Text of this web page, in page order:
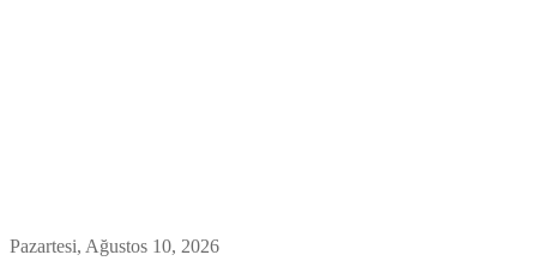
Pazartesi, Ağustos 10, 2026